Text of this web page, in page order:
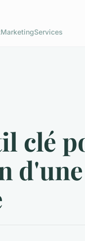
MarketingServices
clé
d'une